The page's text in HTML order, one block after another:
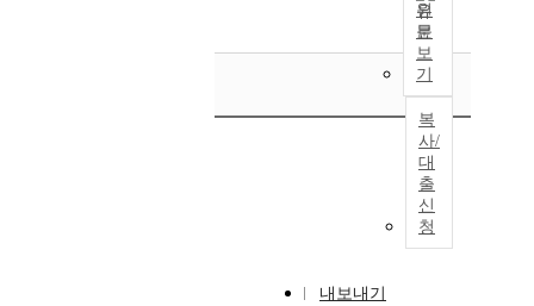
원
문
보
기
복
사/
대
출
신
청
내보내기